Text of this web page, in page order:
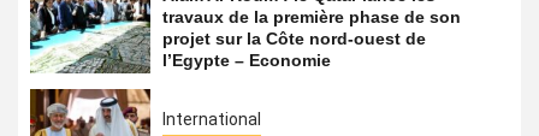
travaux de la première phase de son
projet sur la Côte nord-ouest de
l’Egypte – Economie
International